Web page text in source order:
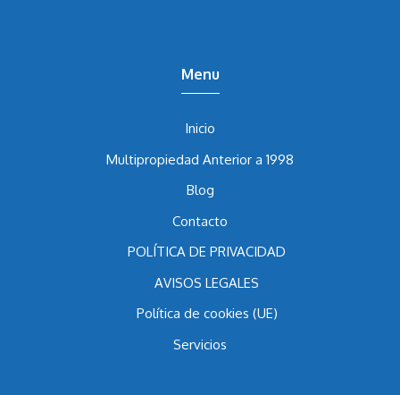
Inicio
Multipropiedad Anterior a 1998
Blog
Contacto
POLÍTICA DE PRIVACIDAD
AVISOS LEGALES
Política de cookies (UE)